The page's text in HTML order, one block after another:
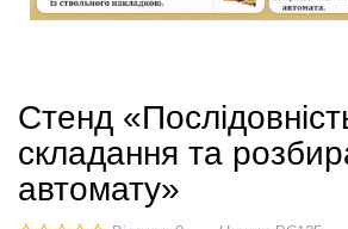
Стенд
складання та
автомату»